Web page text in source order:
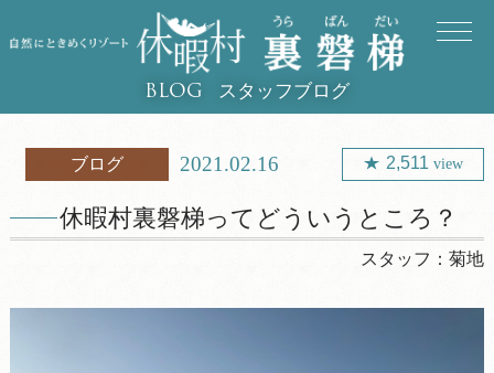
BLOG スタッフブログ
ブログ 2021.02.16 2,511 view
休暇村裏磐梯ってどういうところ？
スタッフ：菊地